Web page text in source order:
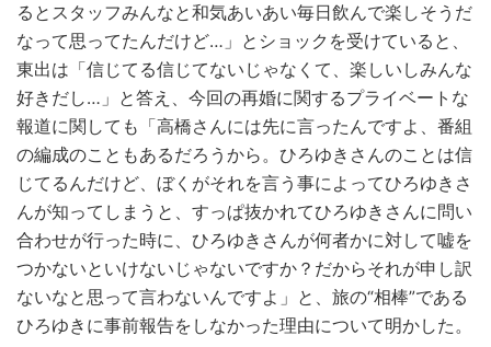
るとスタッフみんなと和気あいあい毎日飲んで楽しそうだ
なって思ってたんだけど…」とショックを受けていると、
東出は「信じてる信じてないじゃなくて、楽しいしみんな
好きだし…」と答え、今回の再婚に関するプライベートな
報道に関しても「高橋さんには先に言ったんですよ、番組
の編成のこともあるだろうから。ひろゆきさんのことは信
じてるんだけど、ぼくがそれを言う事によってひろゆきさ
んが知ってしまうと、すっぱ抜かれてひろゆきさんに問い
合わせが行った時に、ひろゆきさんが何者かに対して嘘を
つかないといけないじゃないですか？だからそれが申し訳
ないなと思って言わないんですよ」と、旅の“相棒”である
ひろゆきに事前報告をしなかった理由について明かした。